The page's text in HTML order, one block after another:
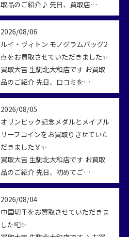
取品のご紹介♪ 先日、買取店…
2026/08/06
ルイ・ヴィトン モノグラムバッグ2
点をお買取させていただきました✨
買取大吉 生駒北大和店です お買取
品のご紹介 先日、口コミを…
2026/08/05
オリンピック記念メダルとメイプル
リーフコインをお買取りさせていた
だきました🏅✨
買取大吉 生駒北大和店です お買取
品のご紹介 先日、初めてご…
2026/08/04
中国切手をお買取させていただきま
した📮✨